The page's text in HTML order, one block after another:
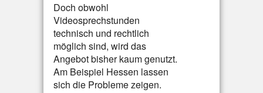
Doch obwohl
Videosprechstunden
technisch und rechtlich
möglich sind, wird das
Angebot bisher kaum genutzt.
Am Beispiel Hessen lassen
sich die Probleme zeigen.